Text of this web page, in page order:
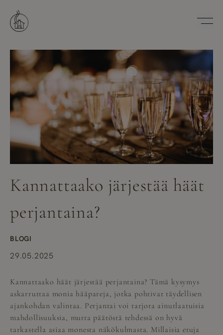
sisältöön
Kannattaako järjestää häät
perjantaina?
BLOGI
29.05.2025
Kannattaako häät järjestää perjantaina? Tämä kysymys
askarruttaa monia hääpareja, jotka pohtivat täydellisen
ajankohdan valintaa. Perjantai voi tarjota ainutlaatuisia
mahdollisuuksia, mutta päätöstä tehdessä on hyvä
tarkastella asiaa monesta näkökulmasta. Millaisia etuja